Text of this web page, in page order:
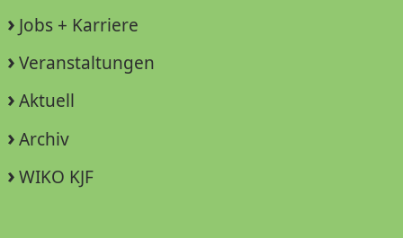
Jobs + Karriere
Veranstaltungen
Aktuell
Archiv
WIKO KJF